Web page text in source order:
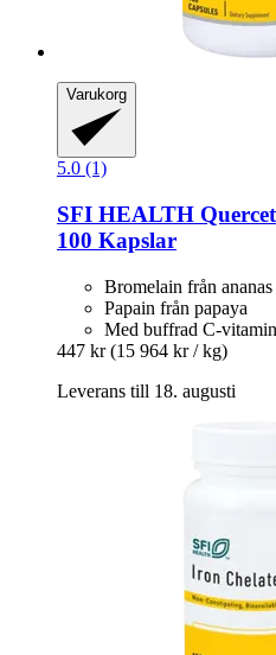
Varukorg
5.0 (1)
SFI HEALTH
100 Kapslar
Bromelain från ananas
Papain från papaya
Med buffrad C-vitamin
447 kr (15 964 kr / kg)
Leverans till 18. augusti